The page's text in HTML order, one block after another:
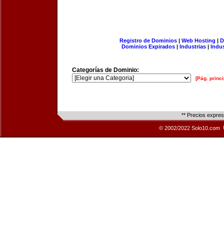
Registro de Dominios| Web Hosting |
Dominios Expirados | Industrias |
Categorías de Dominio:
[Pág.
** Precios
© 2002/2022 Solo10.com